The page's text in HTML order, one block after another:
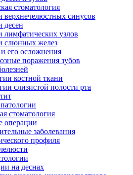
стоматология
верхнечелюстных синусов
десен
лимфатических узлов
слюнных желез
его осложнения
поражения зубов
костной ткани
слизистой полости рта
стоматология
операции
заболевания
профиля
на деснах